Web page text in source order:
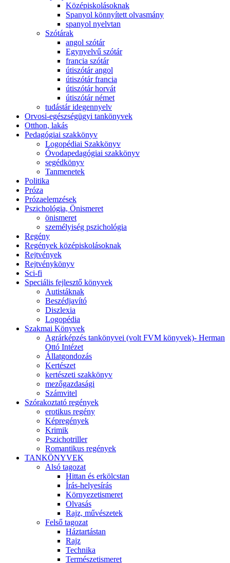
Középiskolásoknak
Spanyol könnyített olvasmány
spanyol nyelvtan
Szótárak
angol szótár
Egynyelvű szótár
francia szótár
útiszótár angol
útiszótár francia
útiszótár horvát
útiszótár német
tudástár idegennyelv
Orvosi-egészségügyi tankönyvek
Otthon, lakás
Pedagógiai szakkönyv
Logopédiai Szakkönyv
Óvodapedagógiai szakkönyv
segédkönyv
Tanmenetek
Politika
Próza
Prózaelemzések
Pszichológia, Önismeret
önismeret
személyiség pszichológia
Regény
Regények középiskolásoknak
Rejtvények
Rejtvénykönyv
Sci-fi
Speciális fejlesztő könyvek
Autistáknak
Beszédjavító
Diszlexia
Logopédia
Szakmai Könyvek
Agrárképzés tankönyvei (volt FVM könyvek)- Herman
Ottó Intézet
Állatgondozás
Kertészet
kertészeti szakkönyv
mezőgazdasági
Számvitel
Szórakoztató regények
erotikus regény
Képregények
Krimik
Pszichotriller
Romantikus regények
TANKÖNYVEK
Alsó tagozat
Hittan és erkölcstan
Írás-helyesírás
Környezetismeret
Olvasás
Rajz, művészetek
Felső tagozat
Háztartástan
Rajz
Technika
Természetismeret